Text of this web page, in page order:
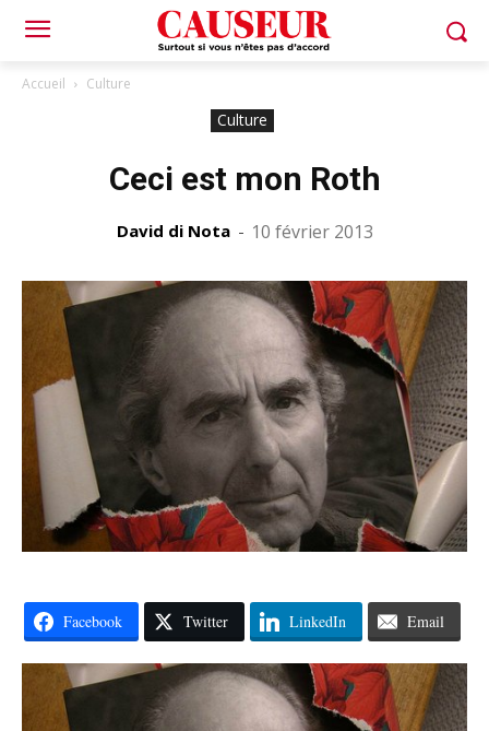
Accueil Culture
Culture
Ceci est mon Roth
David di Nota - 10 février 2013
Facebook Twitter LinkedIn Email